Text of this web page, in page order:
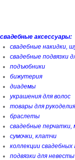
свадебные аксессуары:
свадебные накидки,
свадебные подвязки
подъюбники
бижутерия
диадемы
украшения для волос
товары для рукоделия
браслеты
свадебные перчатки,
сумочки, клатчи
коллекции свадебных
подвязки для невесты